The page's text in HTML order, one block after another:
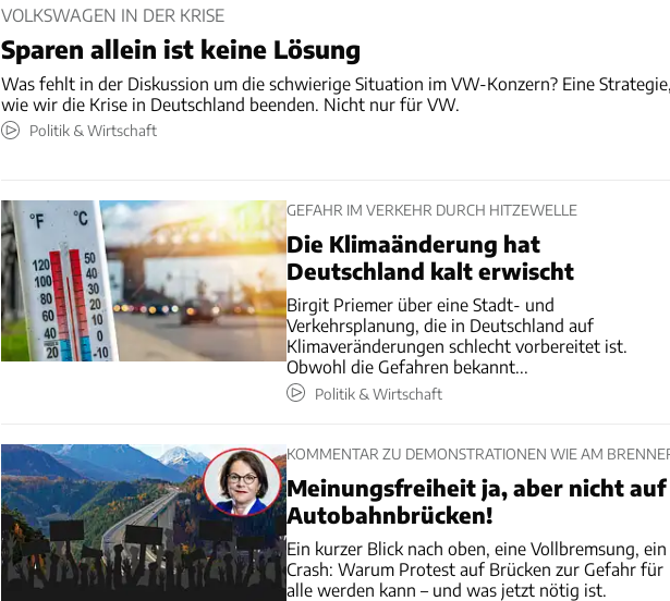
VOLKSWAGEN IN DER KRISE
Sparen allein ist keine Lösung
Was fehlt in der Diskussion um die schwierige Situation im VW-Konzern? Eine
wie wir die Krise in Deutschland beenden. Nicht nur für VW.
Politik & Wirtschaft
GEFAHR IM VERKEHR DURCH HITZEWELLE
Die Klimaänderung hat
Deutschland kalt erwischt
Birgit Priemer über eine Stadt- und
Verkehrsplanung, die in Deutschland auf
Klimaveränderungen schlecht vorbereitet ist.
Obwohl die Gefahren bekannt...
Politik & Wirtschaft
KOMMENTAR ZU DEMONSTRATIONEN WIE AM
Meinungsfreiheit ja, aber nicht auf
Autobahnbrücken!
Ein kurzer Blick nach oben, eine Vollbremsung, ein
Crash: Warum Protest auf Brücken zur Gefahr für
alle werden kann – und was jetzt nötig ist.